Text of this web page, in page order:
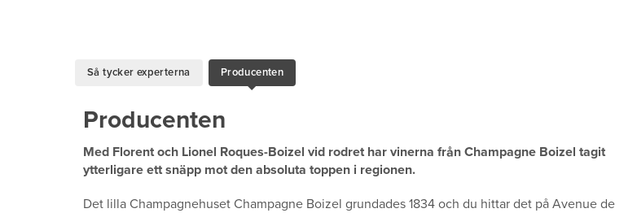
Så tycker experterna Producenten
Producenten
Med Florent och Lionel Roques-Boizel vid rodret har vinerna från Champagne Boizel tagit
ytterligare ett snäpp mot den absoluta toppen i regionen.
Det lilla Champagnehuset Champagne Boizel grundades 1834 och du hittar det på Avenue de